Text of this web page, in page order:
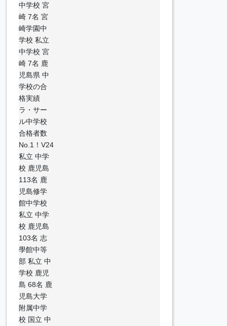
中学校 宮
崎 7名 宮
崎学園中
学校 私立
中学校 宮
崎 7名 鹿
児島県 中
学校の合
格実績
ラ・サー
ル中学校
合格者数
No.1！V24
私立 中学
校 鹿児島
113名 鹿
児島修学
館中学校
私立 中学
校 鹿児島
103名 志
學館中等
部 私立 中
学校 鹿児
島 68名 鹿
児島大学
附属中学
校 国立 中